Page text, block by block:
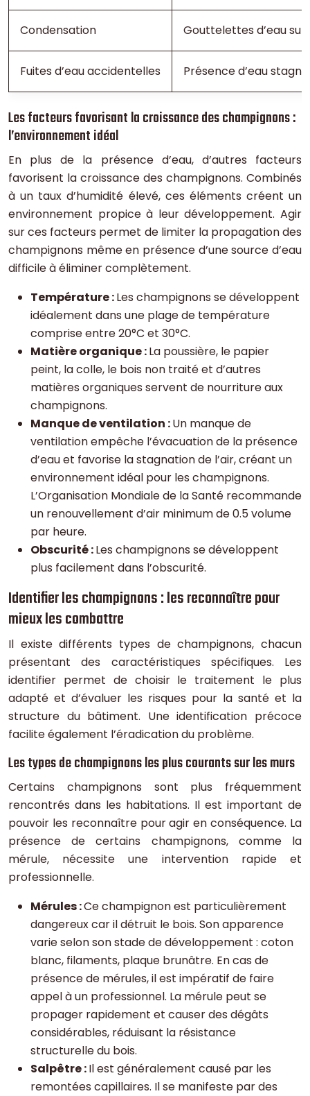
Condensation Gouttelettes d’eau
Fuites d’eau accidentelles Présence d’eau
Les facteurs favorisant la croissance des champignons :
l’environnement idéal
En plus de la présence d’eau, d’autres facteurs
favorisent la croissance des champignons. Combinés
à un taux d’humidité élevé, ces éléments créent un
environnement propice à leur développement. Agir
sur ces facteurs permet de limiter la propagation des
champignons même en présence d’une source d’eau
difficile à éliminer complètement.
Température :Les champignons se développent
idéalement dans une plage de température
comprise entre 20°C et 30°C.
Matière organique :La poussière, le papier
peint, la colle, le bois non traité et d’autres
matières organiques servent de nourriture aux
champignons.
Manque de ventilation :Un manque de
ventilation empêche l’évacuation de la présence
d’eau et favorise la stagnation de l’air, créant un
environnement idéal pour les champignons.
L’Organisation Mondiale de la Santé recommande
un renouvellement d’air minimum de 0.5 volume
par heure.
Obscurité :Les champignons se développent
plus facilement dans l’obscurité.
Identifier les champignons : les reconnaître pour
mieux les combattre
Il existe différents types de champignons, chacun
présentant des caractéristiques spécifiques. Les
identifier permet de choisir le traitement le plus
adapté et d’évaluer les risques pour la santé et la
structure du bâtiment. Une identification précoce
facilite également l’éradication du problème.
Les types de champignons les plus courants sur les murs
Certains champignons sont plus fréquemment
rencontrés dans les habitations. Il est important de
pouvoir les reconnaître pour agir en conséquence. La
présence de certains champignons, comme la
mérule, nécessite une intervention rapide et
professionnelle.
Mérules :Ce champignon est particulièrement
dangereux car il détruit le bois. Son apparence
varie selon son stade de développement : coton
blanc, filaments, plaque brunâtre. En cas de
présence de mérules, il est impératif de faire
appel à un professionnel. La mérule peut se
propager rapidement et causer des dégâts
considérables, réduisant la résistance
structurelle du bois.
Salpêtre :Il est généralement causé par les
remontées capillaires. Il se manifeste par des